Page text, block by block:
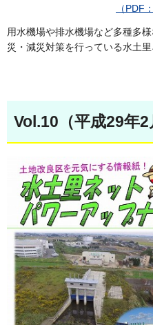
（PDF
用水機場や排水機場など多種多
災・減災対策を行っている水土
Vol.10（平成29年2